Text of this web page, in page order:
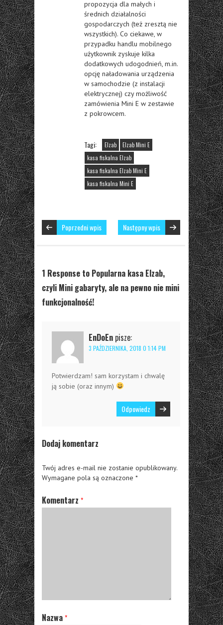
propozycja dla małych i
średnich działalności
gospodarczych (też zresztą nie
wszystkich). Co ciekawe, w
przypadku handlu mobilnego
użytkownik zyskuje kilka
dodatkowych udogodnień, m.in.
opcję naładowania urządzenia
w samochodzie (z instalacji
elektrycznej) czy możliwość
zamówienia Mini E w zestawie
z pokrowcem.
Tagi: Elzab
Elzab Mini E
kasa fiskalna Elzab
kasa fiskalna Elzab Mini E
kasa fiskalna Mini E
Poprzedni wpis Następny wpis
1 Response to Popularna kasa Elzab,
czyli Mini gabaryty, ale na pewno nie mini
funkcjonalność!
EnDoEn pisze:
3 PAŹDZIERNIKA, 2018 O 1:14 PM
Potwierdzam! sam korzystam i chwalę
ją sobie (oraz innym)
Odpowiedz
Dodaj komentarz
Twój adres e-mail nie zostanie opublikowany.
Wymagane pola są oznaczone *
Komentarz *
Nazwa *